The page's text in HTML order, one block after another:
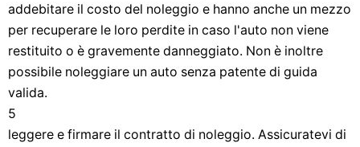
addebitare il costo del noleggio e hanno anche un mezzo
per recuperare le loro perdite in caso l'auto non viene
restituito o è gravemente danneggiato. Non è inoltre
possibile noleggiare un auto senza patente di guida
valida.
5
leggere e firmare il contratto di noleggio. Assicuratevi di